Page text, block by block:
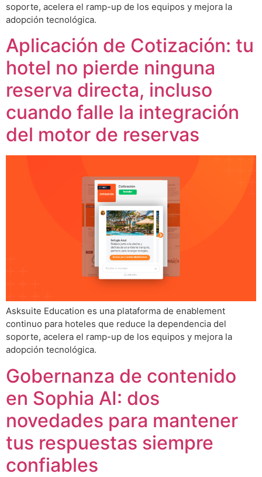
soporte, acelera el ramp-up de los equipos y mejora la
adopción tecnológica.
Aplicación de Cotización: tu
hotel no pierde ninguna
reserva directa, incluso
cuando falle la integración
del motor de reservas
Asksuite Education es una plataforma de enablement
continuo para hoteles que reduce la dependencia del
soporte, acelera el ramp-up de los equipos y mejora la
adopción tecnológica.
Gobernanza de contenido
en Sophia AI: dos
novedades para mantener
tus respuestas siempre
confiables